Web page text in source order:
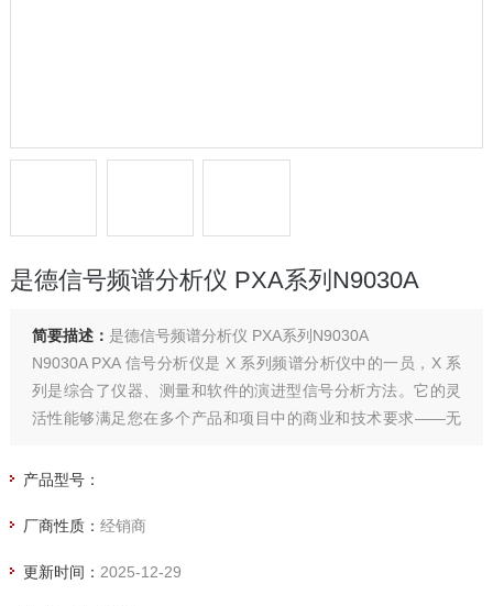
是德信号频谱分析仪 PXA系列N9030A
简要描述： 是德信号频谱分析仪 PXA系列N9030A
N9030A PXA 信号分析仪是 X 系列频谱分析仪中的一员，X 系
列是综合了仪器、测量和软件的演进型信号分析方法。它的灵
活性能够满足您在多个产品和项目中的商业和技术要求――无
产品型号：
厂商性质： 经销商
更新时间： 2025-12-29